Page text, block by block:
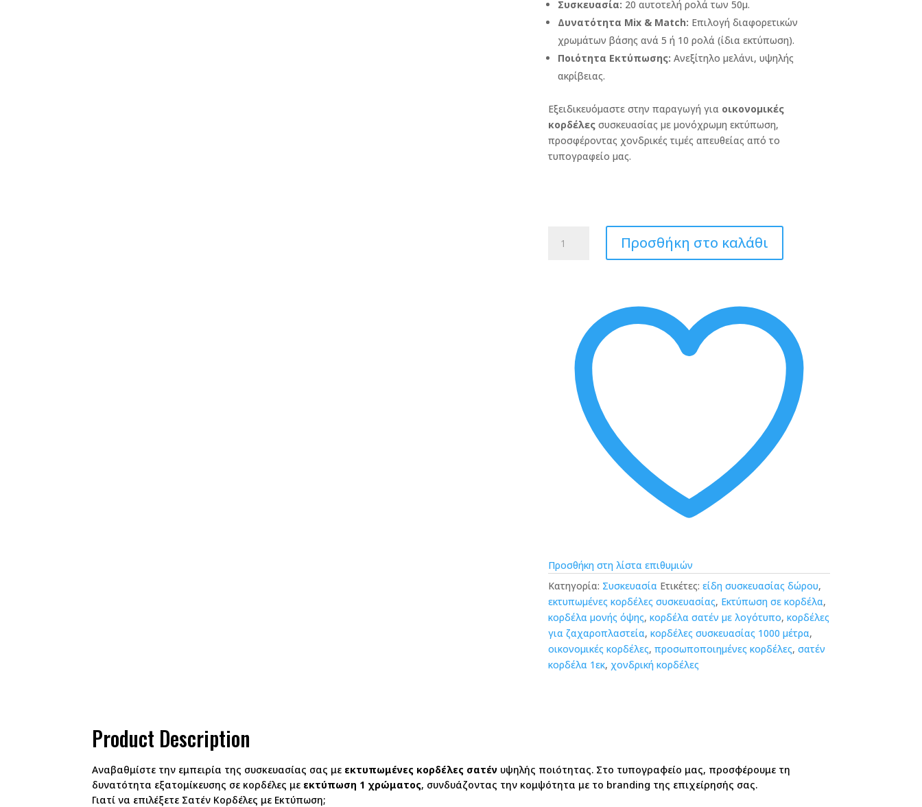
Συσκευασία: 20 αυτοτελή ρολά των 50μ.
Δυνατότητα Mix & Match: Επιλογή διαφορετικών
χρωμάτων βάσης ανά 5 ή 10 ρολά (ίδια εκτύπωση).
Ποιότητα Εκτύπωσης: Ανεξίτηλο μελάνι, υψηλής
ακρίβειας.
Εξειδικευόμαστε στην παραγωγή για οικονομικές
κορδέλεςσυσκευασίας με μονόχρωμη εκτύπωση,
προσφέροντας χονδρικές τιμές απευθείας από το
τυπογραφείο μας.
Λογότυπό
ποσότητα
Προσθήκη στο καλάθι
Προσθήκη στη λίστα επιθυμιών
Κατηγορία: Συσκευασία Ετικέτες: είδη συσκευασίας δώρου,
εκτυπωμένες κορδέλες συσκευασίας, Εκτύπωση σε κορδέλα,
κορδέλα μονής όψης, κορδέλα σατέν με λογότυπο, κορδέλες
για ζαχαροπλαστεία, κορδέλες συσκευασίας 1000 μέτρα,
οικονομικές κορδέλες, προσωποποιημένες κορδέλες, σατέν
κορδέλα 1εκ, χονδρική κορδέλες
Product Description
Αναβαθμίστε την εμπειρία της συσκευασίας σας με εκτυπωμένες κορδέλες σατέν υψηλής ποιότητας. Στο τυπογραφείο μας, προσφέρουμε τη
δυνατότητα εξατομίκευσης σε κορδέλες με εκτύπωση 1 χρώματος, συνδυάζοντας την κομψότητα με το branding της επιχείρησής σας.
Γιατί να επιλέξετε Σατέν Κορδέλες με Εκτύπωση;